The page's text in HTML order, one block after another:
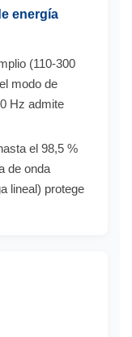
energía
(110-300
modo de
Hz admite
el 98,5 %
de onda
lineal) protege